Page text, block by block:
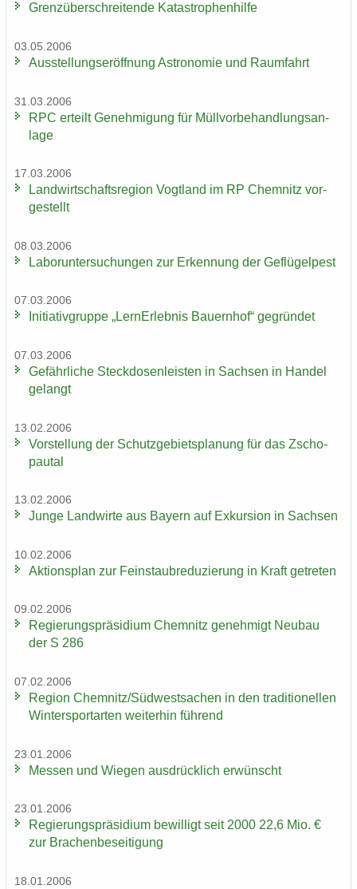
Grenz­über­schrei­ten­de Ka­ta­stro­phen­hil­fe
03.05.2006
Aus­stel­lungs­er­öff­nung As­tro­no­mie und Raum­fahrt
31.03.2006
RPC er­teilt Ge­neh­mi­gung für Müll­vor­be­hand­lungs­an­
la­ge
17.03.2006
Land­wirt­schafts­re­gi­on Vogt­land im RP Chem­nitz vor­
ge­stellt
08.03.2006
La­bor­un­ter­su­chun­gen zur Er­ken­nung der Ge­flü­gel­pest
07.03.2006
In­itia­tiv­grup­pe „Lern­Erleb­nis Bau­ern­hof“ ge­grün­det
07.03.2006
Ge­fähr­li­che Steck­do­sen­leis­ten in Sach­sen in Han­del
ge­langt
13.02.2006
Vor­stel­lung der Schutz­ge­biets­pla­nung für das Zscho­
pau­tal
13.02.2006
Junge Land­wir­te aus Bay­ern auf Ex­kur­si­on in Sach­sen
10.02.2006
Ak­ti­ons­plan zur Fein­staub­re­du­zie­rung in Kraft ge­tre­ten
09.02.2006
Re­gie­rungs­prä­si­di­um Chem­nitz ge­neh­migt Neu­bau
der S 286
07.02.2006
Re­gi­on Chem­nitz/Süd­west­sa­chen in den tra­di­tio­nel­len
Win­ter­sport­ar­ten wei­ter­hin füh­rend
23.01.2006
Mes­sen und Wie­gen aus­drück­lich er­wünscht
23.01.2006
Re­gie­rungs­prä­si­di­um be­wil­ligt seit 2000 22,6 Mio. €
zur Bra­chen­be­sei­ti­gung
18.01.2006